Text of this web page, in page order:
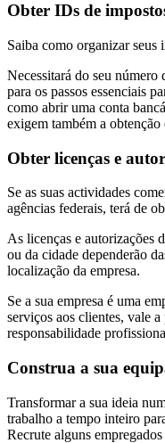
Obter IDs de
Saiba como organizar seus
Necessitará do seu
para os passos essenciais
como abrir uma conta
exigem também a
Obter licenças e
Se as suas actividades
agências federais, terá de
As licenças e autorizações
ou da cidade dependerão
localização da empresa.
Se a sua empresa é uma
serviços aos clientes, vale
responsabilidade
Construa a sua
Transformar a sua ideia
trabalho a tempo inteiro
Recrute alguns